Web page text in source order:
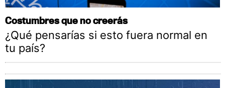
Costumbres que no creerás
¿Qué pensarías si esto fuera normal en
tu país?